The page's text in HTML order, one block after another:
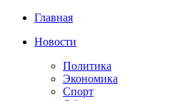
Главная
Новости
Политика
Экономика
Спорт